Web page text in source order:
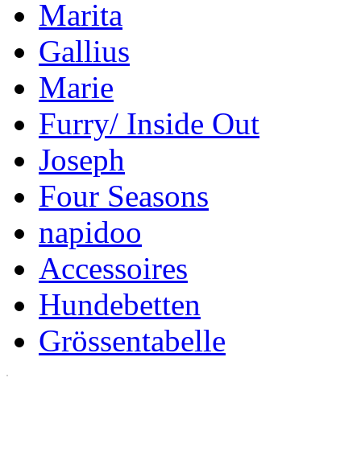
Marita
Gallius
Marie
Furry/ Inside Out
Joseph
Four Seasons
napidoo
Accessoires
Hundebetten
Grössentabelle